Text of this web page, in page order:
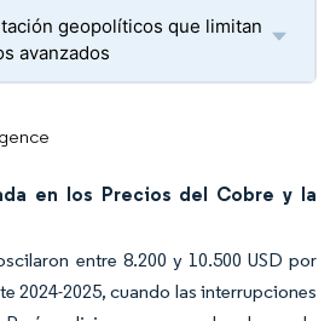
geopolíticos que limitan
avanzados
en los Precios del Cobre y la
entre 8.200 y 10.500 USD por
2024-2025, cuando las interrupciones